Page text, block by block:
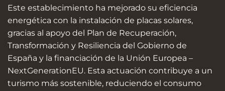
Este establecimiento ha mejorado su eficiencia
energética con la instalación de placas solares,
gracias al apoyo del Plan de Recuperación,
Transformación y Resiliencia del Gobierno de
España y la financiación de la Unión Europea –
NextGenerationEU. Esta actuación contribuye a un
turismo más sostenible, reduciendo el consumo